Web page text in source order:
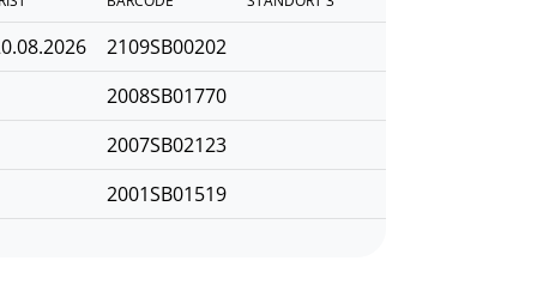
2109SB00202
2008SB01770
2007SB02123
2001SB01519